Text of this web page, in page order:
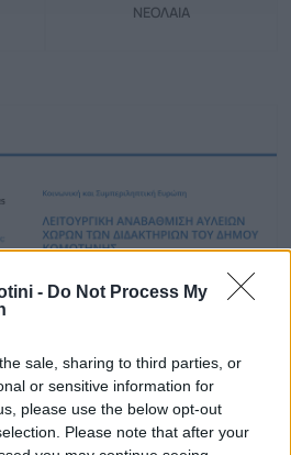
- Do Not Process My
sale, sharing to third parties, or
or sensitive information for
please use the below opt-out
Please note that after your
ΝΕΟΛΑΙΑ